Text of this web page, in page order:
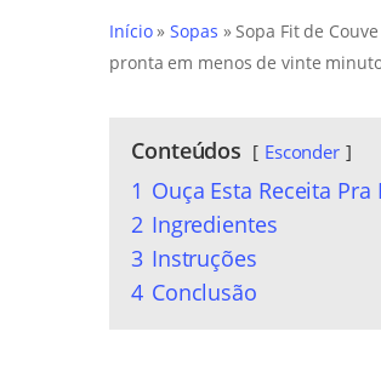
Hit enter to search or ESC to close
Início»Sopas »Sopa Fit de
pronta em menos de vinte
Conteúdos Esconder
1 Ouça Esta Receita
2 Ingredientes
3 Instruções
4 Conclusão